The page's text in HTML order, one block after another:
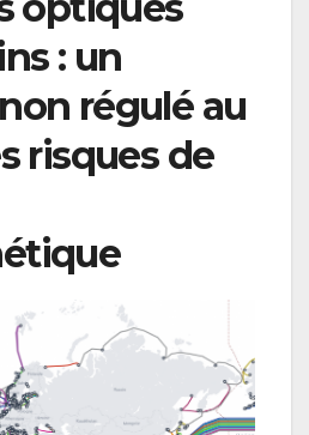
: un
régulé au
risques de